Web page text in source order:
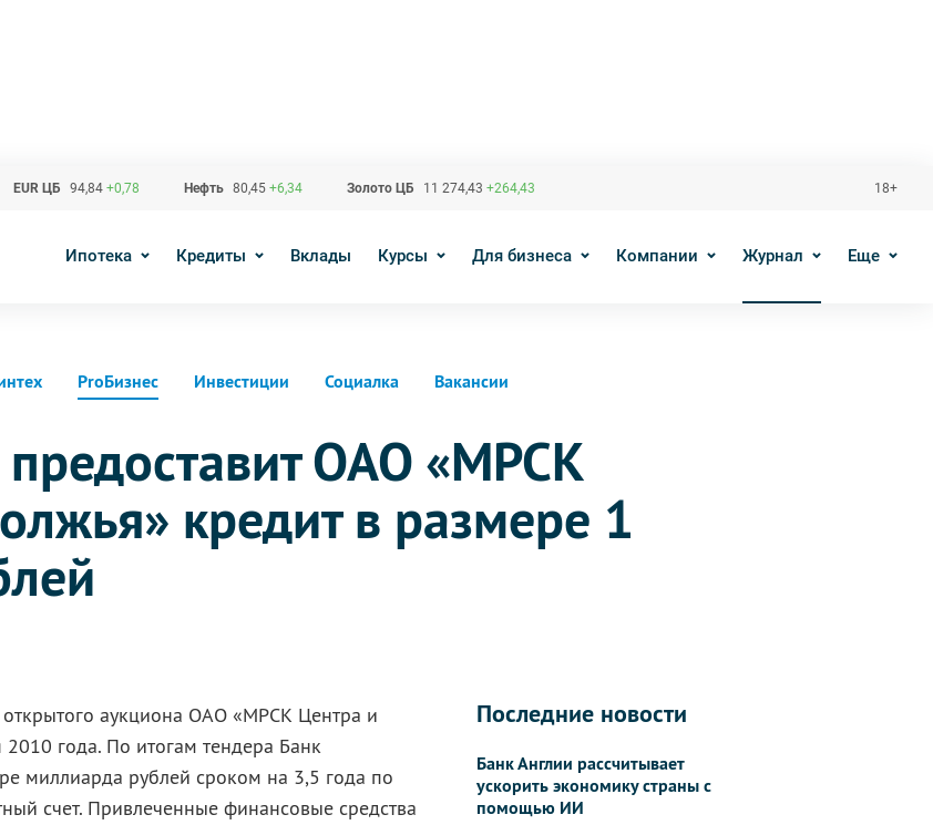
EUR ЦБ 94,84 +0,78 Нефть 80,45 +6,34 Золото ЦБ 11 274,43 +264,43 18+
Ипотека Кредиты Вклады Курсы Для бизнеса Компании Журнал Еще
ProБизнес Инвестиции Социалка Вакансии
предоставит ОАО «МРСК
кредит в размере 1
аукциона ОАО «МРСК Центра и
года. По итогам тендера Банк
миллиарда рублей сроком на 3,5 года по
счет. Привлеченные финансовые средства
Последние новости
Банк Англии рассчитывает
ускорить экономику страны с
помощью ИИ